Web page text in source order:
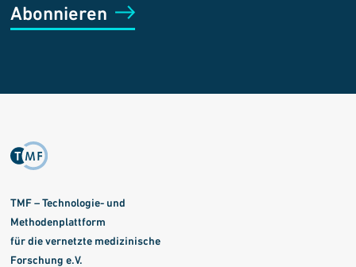
Abonnieren
TMF – Technologie- und
Methodenplattform
für die vernetzte medizinische
Forschung e.V.